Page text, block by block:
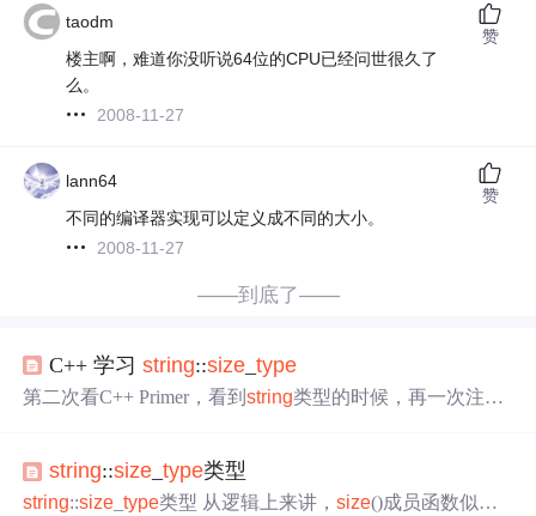
taodm
楼主啊，难道你没听说64位的CPU已经问世很久了
么。
2008-11-27
赞
lann64
不同的编译器实现可以定义成不同的大小。
2008-11-27
赞
——到底了——
C++ 学习string::size _type
第二次看C++ Primer，看到string类型的时候，再一次注意
慢的，看过不少人编写的程序都是直接将
用，这其实不好。比如下面的代码：
stringstr("zhoajdsofjal
string::size _type类型
string::size _type类型 从逻辑上来讲，size()成员函数似乎